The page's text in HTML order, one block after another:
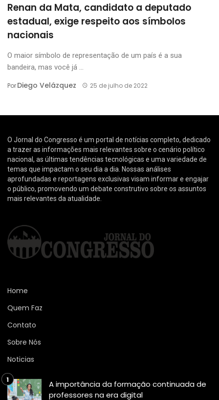
Renan da Mata, candidato a deputado
estadual, exige respeito aos símbolos
nacionais
O maior símbolo de representação de um país é a sua
bandeira, mas você já ...
PorDiego Velázquez 25 de julho de 2022
O Jornal do Congresso é um portal de notícias completo, dedicado
a trazer as informações mais relevantes sobre o cenário político
nacional, as últimas tendências tecnológicas e uma variedade de
temas que impactam o seu dia a dia. Nossas análises
aprofundadas e reportagens exclusivas visam informar e engajar
o público, promovendo um debate construtivo sobre os assuntos
mais relevantes da atualidade.
Home
Quem Faz
Contato
Sobre Nós
Noticias
A importância da formação continuada de
professores na era digital